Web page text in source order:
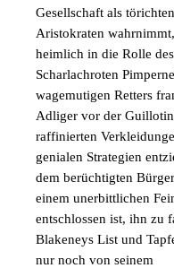
Gesellschaft als
Aristokraten
heimlich in die Rolle des
Scharlachroten
wagemutigen Retters
Adliger vor der
raffinierten
genialen Strategien
dem berüchtigten
einem unerbittlichen
entschlossen ist, ihn zu
Blakeneys List und
nur noch von seinem